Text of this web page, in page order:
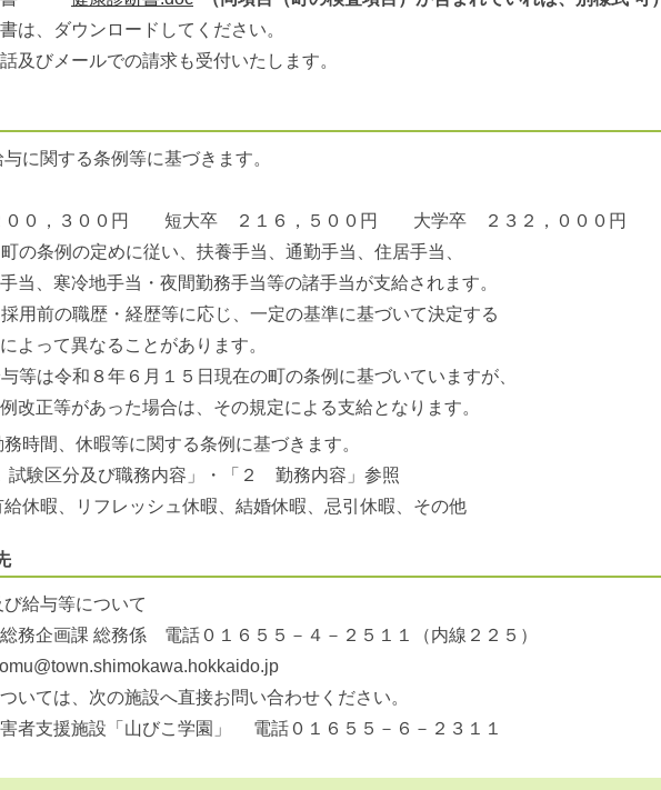
ダウンロードしてください。
メールでの請求も受付いたします。
に関する条例等に基づきます。
，３００円 短大卒 ２１６，５００円 大学卒 ２３２，０００円
の条例の定めに従い、扶養手当、通勤手当、住居手当、
、寒冷地手当・夜間勤務手当等の諸手当が支給されます。
用前の職歴・経歴等に応じ、一定の基準に基づいて決定する
って異なることがあります。
等は令和８年６月１５日現在の町の条例に基づいていますが、
正等があった場合は、その規定による支給となります。
時間、休暇等に関する条例に基づきます。
試験区分及び職務内容」・「２ 勤務内容」参照
休暇、リフレッシュ休暇、結婚休暇、忌引休暇、その他
与等について
画課 総務係 電話０１６５５－４－２５１１（内線２２５）
ては、次の施設へ直接お問い合わせください。
援施設「山びこ学園」 電話０１６５５－６－２３１１